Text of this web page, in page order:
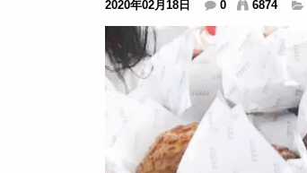
2020年02月18日 0 6874